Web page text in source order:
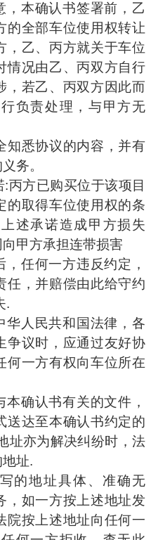
，本确认书签署前，乙
的全部车位使用权转让
，乙、丙方就关于车位
情况由乙、丙双方自行
，若乙、丙双方因此而
负责处理，与甲方无
知悉协议的内容，并有
务。
丙方已购买位于该项目
的取得车位使用权的条
述承诺造成甲方损失
甲方承担连带损害
任何一方违反约定，
任，并赔偿由此给守约
.
华人民共和国法律，各
争议时，应通过友好协
何一方有权向车位所在
确认书有关的文件，
送达至本确认书约定的
址亦为解决纠纷时，法
址.
的地址具体、准确无
，如一方按上述地址发
院按上述地址向任何一